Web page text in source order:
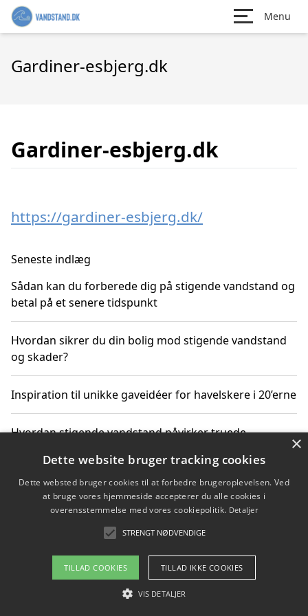
Menu
Gardiner-esbjerg.dk
Gardiner-esbjerg.dk
https://gardiner-esbjerg.dk/
Seneste indlæg
Sådan kan du forberede dig på stigende vandstand og
betal på et senere tidspunkt
Hvordan sikrer du din bolig mod stigende vandstand
og skader?
Inspiration til unikke gaveidéer for havelskere i 20’erne
Hvordan stigende vandstand påvirker truede
Sådan vælger du de bedste vandrerygsække til
vandreture i Danmark
Copyright 2026 - Pilanto Aps
Om / kontakt
×
Dette website bruger tracking cookies
Dette websted bruger cookies til at forbedre brugeroplevelsen. Ved
at bruge vores hjemmeside accepterer du alle cookies i
overensstemmelse med vores cookiepolitik. Detaljer
STRENGT NØDVENDIGE
TILLAD COOKIES TILLAD IKKE COOKIES
VIS DETALJER